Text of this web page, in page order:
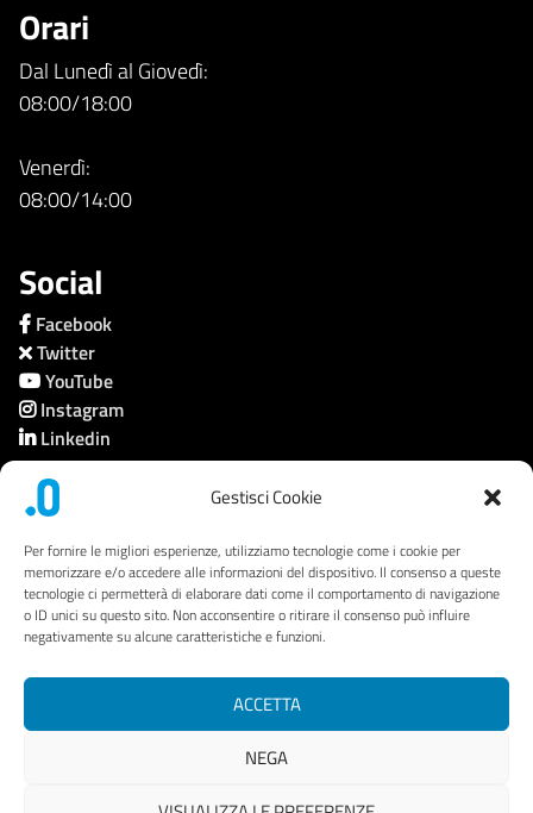
Gestisci Cookie
Per fornire le migliori esperienze, utilizziamo tecnologie come i cookie per
memorizzare e/o accedere alle informazioni del dispositivo. Il consenso a queste
tecnologie ci permetterà di elaborare dati come il comportamento di navigazione
o ID unici su questo sito. Non acconsentire o ritirare il consenso può influire
negativamente su alcune caratteristiche e funzioni.
ACCETTA
NEGA
Orari
Dal Lunedì al Giovedì:
08:00/18:00
Venerdì:
08:00/14:00
Social
Facebook
Twitter
YouTube
Instagram
Linkedin
Società trasparente
Privacy
Link utili
Mappa del sito
Area riservata